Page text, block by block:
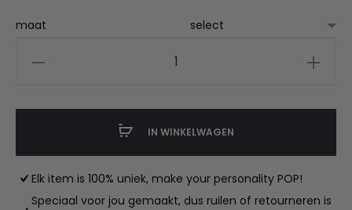
€47.50
Elk item is 100% uniek, make your personality POP!
Speciaal voor jou gemaakt, dus ruilen of retourneren is
maat
IN WINKELWAGEN